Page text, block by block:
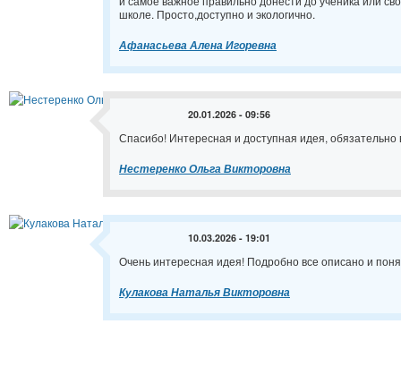
школе. Просто,доступно и экологично.
Афанасьева Алена Игоревна
20.01.2026 - 09:56
Спасибо! Интересная и доступная идея, обязательно
Нестеренко Ольга Викторовна
10.03.2026 - 19:01
Очень интересная идея! Подробно все описано и
Кулакова Наталья Викторовна